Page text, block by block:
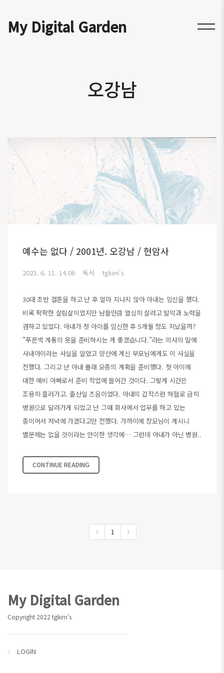
My Digital Garden
오강남
예수는 없다 / 2001년. 오강남 / 현암사
2023. 6. 11. 14:06 독서 tgkim's
30대 초반 결혼을 하고 난 후 얼마 지나지 않아 아내는 임신을 했다.
비록 팍팍한 살림살이였지만 남들만큼 열심히 살려고 발악과 노력을
겸하고 있었다. 아내가 첫 아이를 임신한 후 5개월 정도 지났을까?
"푸른색 계통의 옷을 준비하시는 게 좋겠습니다."라는 의사의 말에
사내아이라는 사실을 알았고 양산에 계신 부모님에게도 이 사실을
전했다. 그리고 난 아내 몰래 모종의 계획을 준비했다. 첫 아이에
대한 예비 아빠로서 준비 작업에 들어간 것이다. 그렇게 시간은
조용히 흘러가고. 출산일 즈음이였다. 아내의 갑작스런 하혈로 급히
병원으로 달려가게 되었고 난 그때 회사에서 업무를 하고 있는
중이어서 저녁에 가겠다고만 전했다. 가까이에 장모님이 계시니
별문제는 없을 것이라는 안이한 생각에… 그런데 아내가 아닌 병원..
CONTINUE READING
1
Footer
My Digital Garden
Copyright 2022 tgkim's
LOGIN